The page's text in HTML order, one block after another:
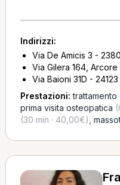
Indirizzi:
Via De Amicis 3 -
Via Gilera 164,
Via Baioni 31D -
Prestazioni:
prima visita osteopatica
(30 min · 40,00€)